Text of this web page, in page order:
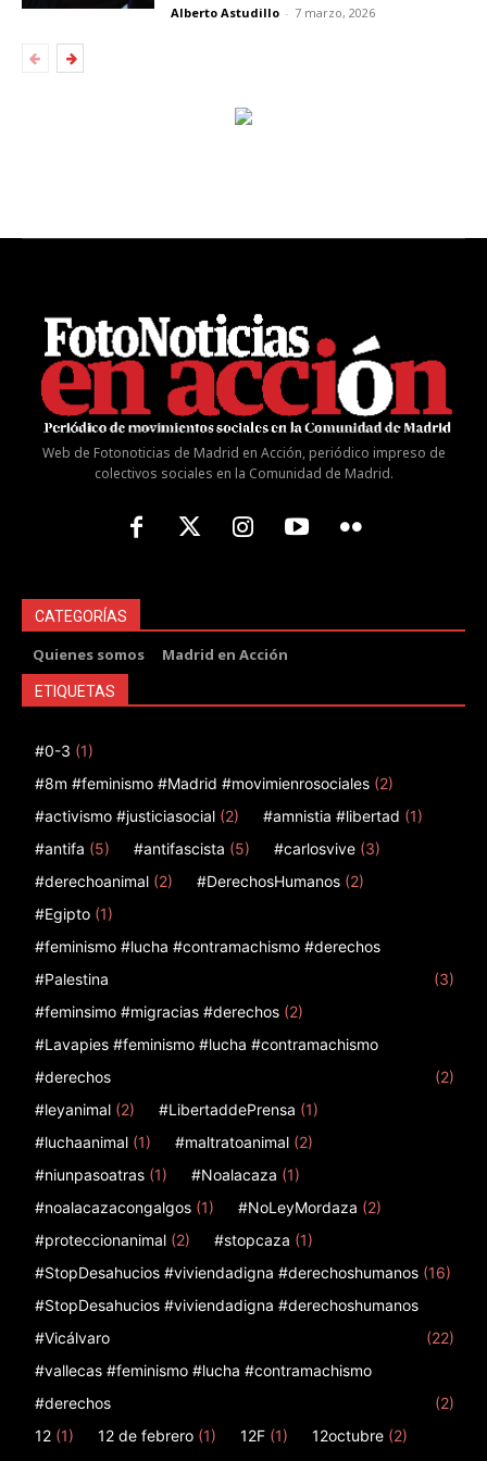
Alberto Astudillo - 7 marzo, 2026
Web de Fotonoticias de Madrid en Acción, periódico impreso de
colectivos sociales en la Comunidad de Madrid.
CATEGORÍAS
Quienes somos Madrid en Acción
ETIQUETAS
#0-3 (1)
#8m #feminismo #Madrid #movimienrosociales (2)
#activismo #justiciasocial (2) #amnistia #libertad (1)
#antifa (5) #antifascista (5) #carlosvive (3)
#derechoanimal (2) #DerechosHumanos (2)
#Egipto (1)
#feminismo #lucha #contramachismo #derechos
#Palestina
(3)
#feminsimo #migracias #derechos (2)
#Lavapies #feminismo #lucha #contramachismo
#derechos
(2)
#leyanimal (2) #LibertaddePrensa (1)
#luchaanimal (1) #maltratoanimal (2)
#niunpasoatras (1) #Noalacaza (1)
#noalacazacongalgos (1) #NoLeyMordaza (2)
#proteccionanimal (2) #stopcaza (1)
#StopDesahucios #viviendadigna #derechoshumanos (16)
#StopDesahucios #viviendadigna #derechoshumanos
#Vicálvaro
(22)
#vallecas #feminismo #lucha #contramachismo
#derechos
(2)
12 (1) 12 de febrero (1) 12F (1) 12octubre (2)